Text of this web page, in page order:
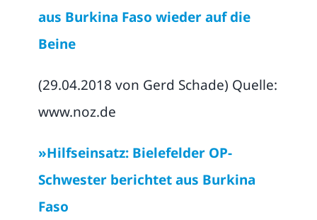
aus Burkina Faso wieder auf die
Beine
(29.04.2018 von Gerd Schade) Quelle:
www.noz.de
»Hilfseinsatz: Bielefelder OP-
Schwester berichtet aus Burkina
Faso